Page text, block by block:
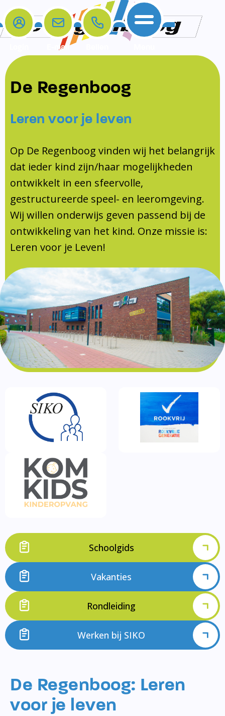
Home
De school
Opleiding en Stage
KomKids
Schoolvakanties
Ouderraad
Medezeggenschapsraad
Documentatie
Formulieren
SIKO
Ouders
Ouders
Contact
Contact
Contact
Samenwerkingen
Samenwerkingen
Schoollogopedist
E-mail
De Regenboog
Leren voor je leven
Op De Regenboog vinden wij het belangrijk
dat ieder kind zijn/haar mogelijkheden
ontwikkelt in een sfeervolle,
gestructureerde speel- en leeromgeving.
Wij willen onderwijs geven passend bij de
ontwikkeling van het kind. Onze missie is:
Leren voor je Leven!
Schoolgids
Vakanties
Rondleiding
Werken bij SIKO
De Regenboog: Leren
voor je leven